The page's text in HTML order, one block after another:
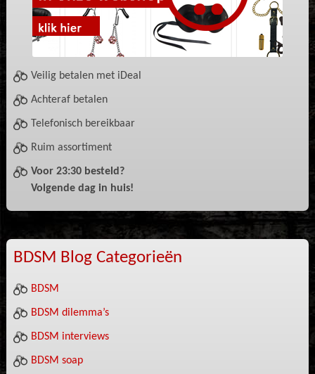
Veilig betalen met iDeal
Achteraf betalen
Telefonisch bereikbaar
Ruim assortiment
Voor 23:30 besteld?
Volgende dag in huis!
BDSM Blog Categorieën
BDSM
BDSM dilemma’s
BDSM interviews
BDSM soap